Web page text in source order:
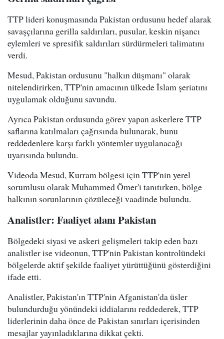
TTP lideri konuşmasında Pakistan ordusunu hedef alarak
savaşçılarına gerilla saldırıları, pusular, keskin nişancı
eylemleri ve spresifik saldırıları sürdürmeleri talimatını
verdi.
Mesud, Pakistan ordusunu "halkın düşmanı" olarak
nitelendirirken, TTP'nin amacının ülkede İslam şeriatını
uygulamak olduğunu savundu.
Ayrıca Pakistan ordusunda görev yapan askerlere TTP
saflarına katılmaları çağrısında bulunarak, bunu
reddedenlere karşı farklı yöntemler uygulanacağı
uyarısında bulundu.
Videoda Mesud, Kurram bölgesi için TTP'nin yerel
sorumlusu olarak Muhammed Ömer'i tanıtırken, bölge
halkının sorunlarının çözüleceği vaadinde bulundu.
Analistler: Faaliyet alanı Pakistan
Bölgedeki siyasi ve askeri gelişmeleri takip eden bazı
analistler ise videonun, TTP'nin Pakistan kontrolündeki
bölgelerde aktif şekilde faaliyet yürüttüğünü gösterdiğini
ifade etti.
Analistler, Pakistan'ın TTP'nin Afganistan'da üsler
bulundurduğu yönündeki iddialarını reddederek, TTP
liderlerinin daha önce de Pakistan sınırları içerisinden
mesajlar yayınladıklarına dikkat çekti.